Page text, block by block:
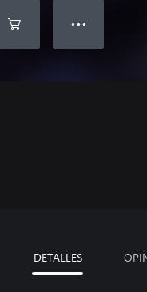
● ● ●
DETALLES